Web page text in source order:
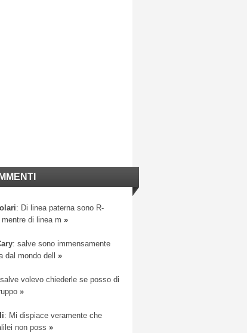
: Di linea paterna sono R-
di linea m »
: salve sono immensamente
dal mondo dell »
volevo chiederle se posso di
»
: Mi dispiace veramente che
non poss »